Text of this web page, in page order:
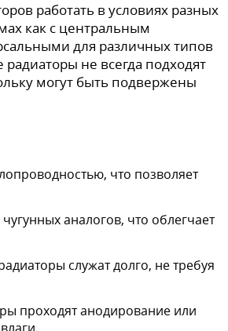
работать в условиях разных
как с центральным
для различных типов
не всегда подходят
могут быть подвержены
что позволяет
аналогов, что облегчает
служат долго, не требуя
проходят анодирование или